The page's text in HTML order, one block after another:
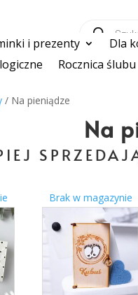
produktów
i prezenty Dla
Rocznica ślubu
/ Na pieniądze
Na
Brak w magazynie